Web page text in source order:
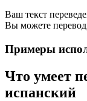
Ваш текст
Вы можете
Примеры
Что умеет
испанский